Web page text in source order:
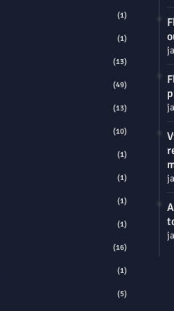
(1)
(1)
(13)
(49)
(13)
(10)
(1)
(1)
(1)
(1)
(16)
(1)
(5)